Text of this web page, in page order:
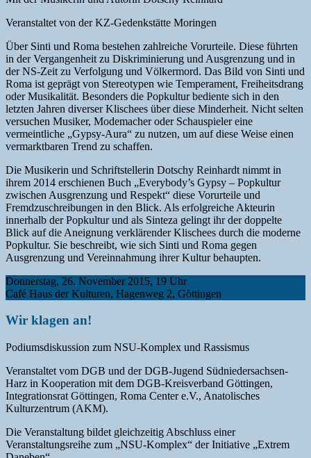
Veranstaltet von der KZ-Gedenkstätte Moringen
Über Sinti und Roma bestehen zahlreiche Vorurteile. Diese führten
in der Vergangenheit zu Diskriminierung und Ausgrenzung und in
der NS-Zeit zu Verfolgung und Völkermord. Das Bild von Sinti und
Roma ist geprägt von Stereotypen wie Temperament, Freiheitsdrang
oder Musikalität. Besonders die Popkultur bediente sich in den
letzten Jahren diverser Klischees über diese Minderheit. Nicht selten
versuchen Musiker, Modemacher oder Schauspieler eine
vermeintliche „Gypsy-Aura“ zu nutzen, um auf diese Weise einen
vermarktbaren Trend zu schaffen.
Die Musikerin und Schriftstellerin Dotschy Reinhardt nimmt in
ihrem 2014 erschienen Buch „Everybody’s Gypsy – Popkultur
zwischen Ausgrenzung und Respekt“ diese Vorurteile und
Fremdzuschreibungen in den Blick. Als erfolgreiche Akteurin
innerhalb der Popkultur und als Sinteza gelingt ihr der doppelte
Blick auf die Aneignung verklärender Klischees durch die moderne
Popkultur. Sie beschreibt, wie sich Sinti und Roma gegen
Ausgrenzung und Vereinnahmung ihrer Kultur behaupten.
Donnerstag, 26. November 2015, 19 Uhr
Café Haus der Kulturen, Hagenweg 2, Göttingen
Wir klagen an!
Podiumsdiskussion zum NSU-Komplex und Rassismus
Veranstaltet vom DGB und der DGB-Jugend Südniedersachsen-
Harz in Kooperation mit dem DGB-Kreisverband Göttingen,
Integrationsrat Göttingen, Roma Center e.V., Anatolisches
Kulturzentrum (AKM).
Die Veranstaltung bildet gleichzeitig Abschluss einer
Veranstaltungsreihe zum „NSU-Komplex“ der Initiative „Extrem